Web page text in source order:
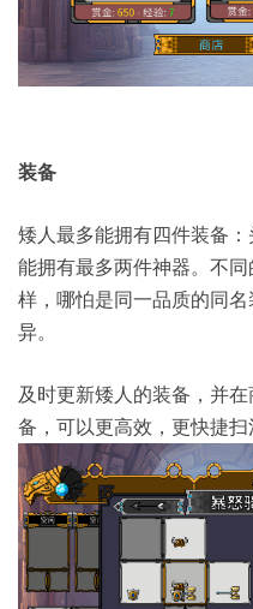
装备
矮人最多能拥有四件装备
能拥有最多两件神器。不
样，哪怕是同一品质的同
异。
及时更新矮人的装备，并
备，可以更高效，更快捷扫